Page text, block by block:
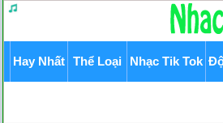
Hay Nhất Thể Loại Nhạc Tik Tok